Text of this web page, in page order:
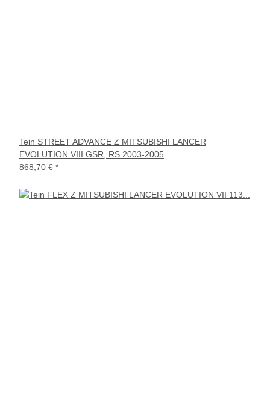
Tein STREET ADVANCE Z MITSUBISHI LANCER
EVOLUTION VIII GSR, RS 2003-2005
868,70 € *